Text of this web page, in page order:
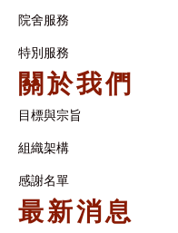
院舍服務
特別服務
關於我們
目標與宗旨
組織架構​
感謝名單​
最新消息